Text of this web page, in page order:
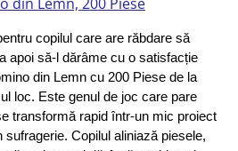
copilul care are răbdare să
apoi să-l dărâme cu o satisfacție
din Lemn cu 200 Piese de la
loc. Este genul de joc care pare
transformă rapid într-un mic proiect
sufragerie. Copilul aliniază piesele,